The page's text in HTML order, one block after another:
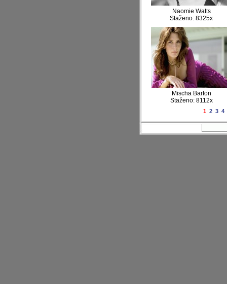
Naomie Watts
Staženo: 8325x
Mischa Barton
Staženo: 8112x
1 2 3 4